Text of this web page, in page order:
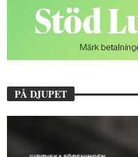
PÅ DJUPET